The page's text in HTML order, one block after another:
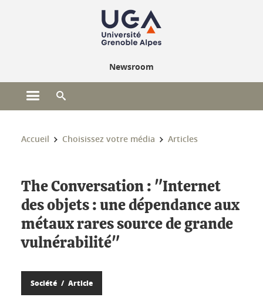
Newsroom
Ouvrir le menu principal
Vous êtes ici :
Accueil Choisissez votre média Articles
The Conversation : "Internet
des objets : une dépendance aux
métaux rares source de grande
vulnérabilité"
Société Article